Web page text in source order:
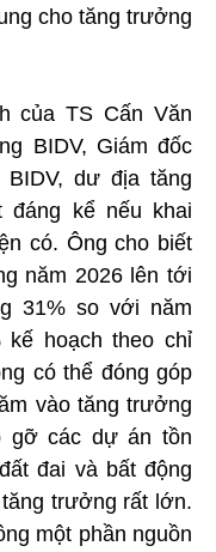
cho tăng trưởng
của TS Cấn Văn
BIDV, Giám đốc
dư địa tăng
đáng kể nếu khai
có. Ông cho biết
năm 2026 lên tới
31% so với năm
kế hoạch theo chỉ
có thể đóng góp
vào tăng trưởng
gỡ các dự án tồn
đai và bất động
trưởng rất lớn.
một phần nguồn